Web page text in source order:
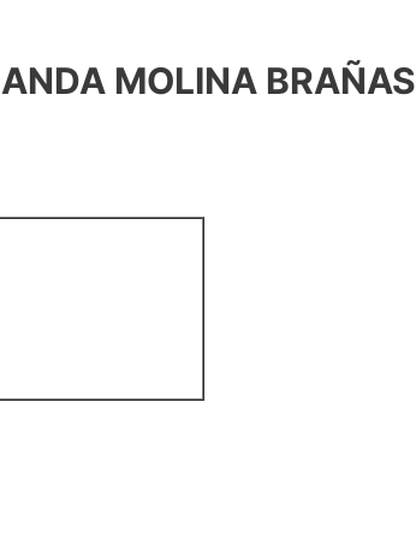
MOLINA BRAÑAS